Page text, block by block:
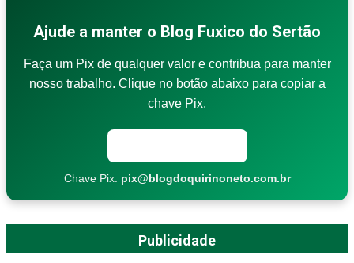
Ajude a manter o Blog Fuxico do Sertão
Faça um Pix de qualquer valor e contribua para manter
nosso trabalho. Clique no botão abaixo para copiar a
chave Pix.
Chave Pix: pix@blogdoquirinoneto.com.br
Publicidade